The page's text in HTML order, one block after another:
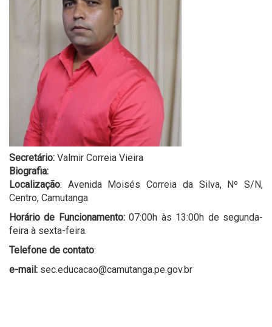
Secretário: Valmir Correia Vieira
Biografia:
Localização: Avenida Moisés Correia da Silva, Nº S/N,
Centro, Camutanga
Horário de Funcionamento:07:00h às 13:00h de segunda-
feira à sexta-feira.
Telefone de contato:
e-mail: sec.educacao@camutanga.pe.gov.br